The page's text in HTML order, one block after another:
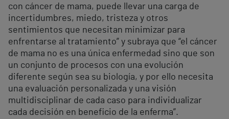
con cáncer de mama, puede llevar una carga de
incertidumbres, miedo, tristeza y otros
sentimientos que necesitan minimizar para
enfrentarse al tratamiento” y subraya que “el cáncer
de mama no es una única enfermedad sino que son
un conjunto de procesos con una evolución
diferente según sea su biología, y por ello necesita
una evaluación personalizada y una visión
multidisciplinar de cada caso para individualizar
cada decisión en beneficio de la enferma”.